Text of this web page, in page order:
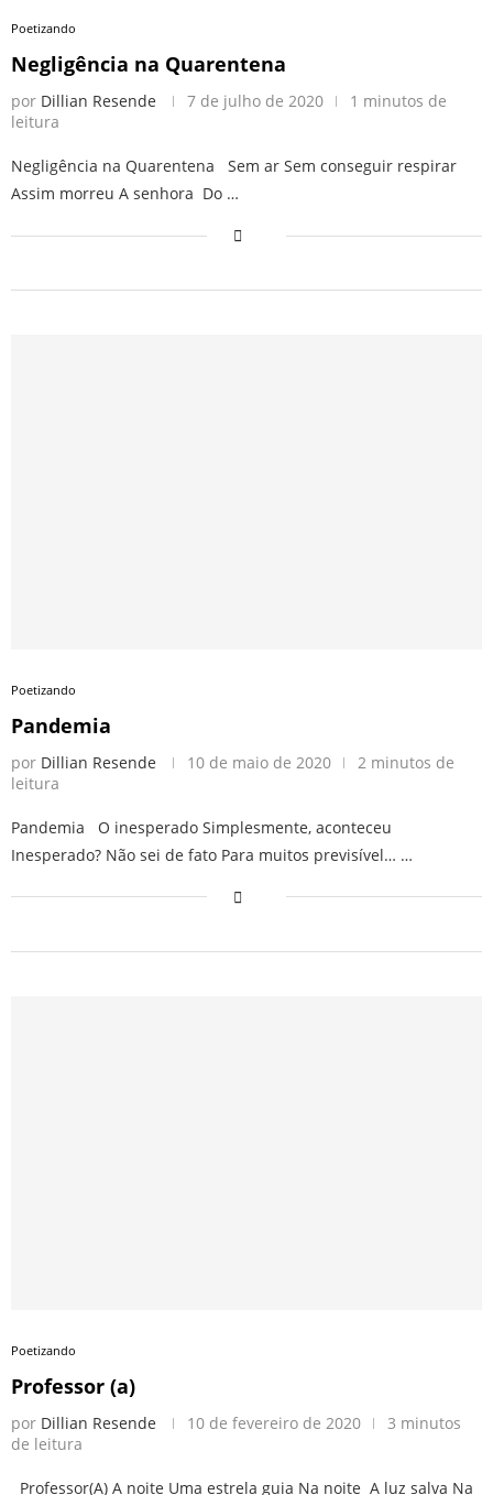
Poetizando
Negligência na Quarentena
por Dillian Resende 7 de julho de 2020
1 minutos de
leitura
Negligência na Quarentena Sem ar Sem conseguir respirar
Assim morreu A senhora Do …
Poetizando
Pandemia
por Dillian Resende 10 de maio de 2020
2 minutos de
leitura
Pandemia O inesperado Simplesmente, aconteceu
Inesperado? Não sei de fato Para muitos previsível… …
Poetizando
Professor (a)
por Dillian Resende 10 de fevereiro de 2020
3 minutos
de leitura
Professor(A) A noite Uma estrela guia Na noite A luz salva Na